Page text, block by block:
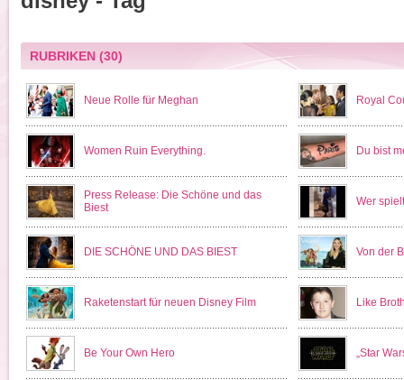
RUBRIKEN(30)
Neue Rolle für Meghan Royal
Women Ruin Everything. Du bist
Press Release: Die Schöne und das
Biest
Wer
DIE SCHÖNE UND DAS BIEST Von der
Raketenstart für neuen Disney Film Like
Be Your Own Hero „Star